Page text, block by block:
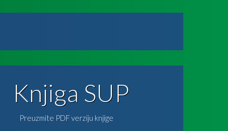
Knjiga SUP
Preuzmite PDF verziju knjige